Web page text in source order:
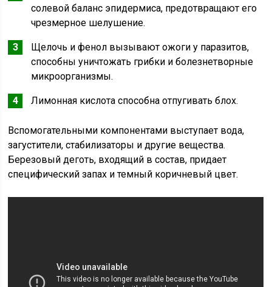
солевой баланс эпидермиса, предотвращают его
чрезмерное шелушение.
Щелочь и фенол вызывают ожоги у паразитов,
способны уничтожать грибки и болезнетворные
микроорганизмы.
Лимонная кислота способна отпугивать блох.
Вспомогательными компонентами выступает вода,
загустители, стабилизаторы и другие вещества.
Березовый деготь, входящий в состав, придает
специфический запах и темный коричневый цвет.